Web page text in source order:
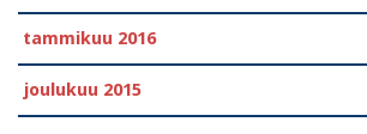
tammikuu 2016
joulukuu 2015